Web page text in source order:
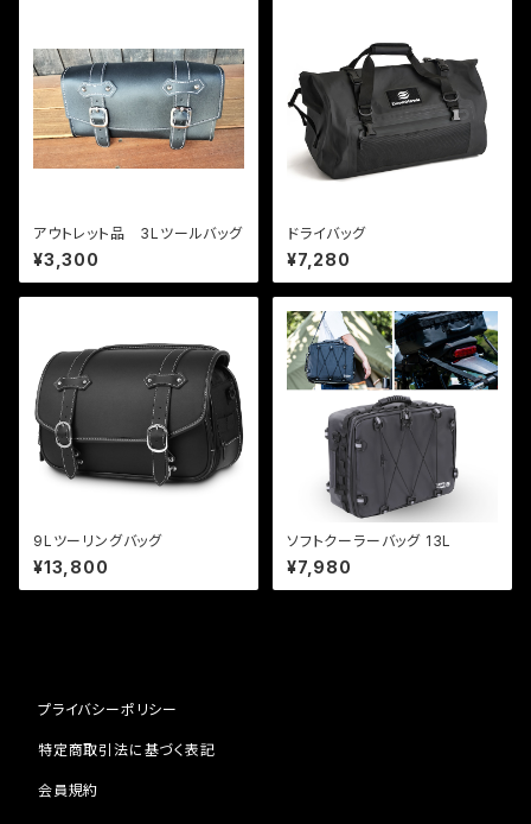
アウトレット品 3Lツールバッグ
¥3,300
ドライバッグ
¥7,280
9Lツーリングバッグ
¥13,800
ソフトクーラーバッグ 13L
¥7,980
プライバシーポリシー
特定商取引法に基づく表記
会員規約